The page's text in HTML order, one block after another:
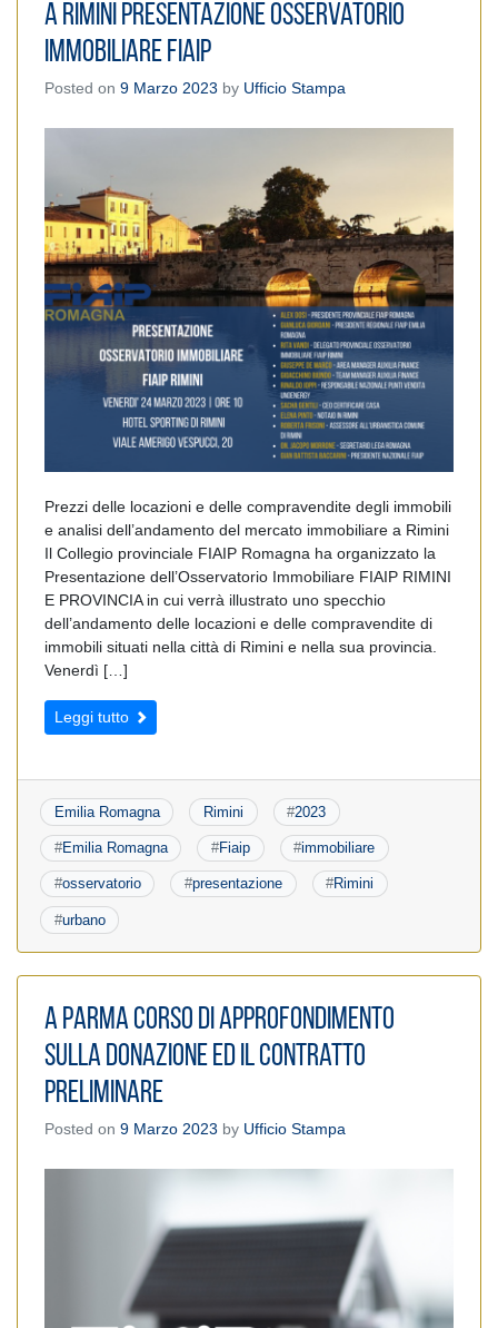
A Rimini presentazione Osservatorio
Immobiliare FIAIP
Posted on 9 Marzo 2023 by Ufficio Stampa
Prezzi delle locazioni e delle compravendite degli immobili
e analisi dell’andamento del mercato immobiliare a Rimini
Il Collegio provinciale FIAIP Romagna ha organizzato la
Presentazione dell’Osservatorio Immobiliare FIAIP RIMINI
E PROVINCIA in cui verrà illustrato uno specchio
dell’andamento delle locazioni e delle compravendite di
immobili situati nella città di Rimini e nella sua provincia.
Venerdì […]
Leggi tutto
Emilia Romagna Rimini #2023
#Emilia Romagna #Fiaip #immobiliare
#osservatorio #presentazione #Rimini
#urbano
A Parma corso di approfondimento
sulla donazione ed il contratto
preliminare
Posted on 9 Marzo 2023 by Ufficio Stampa